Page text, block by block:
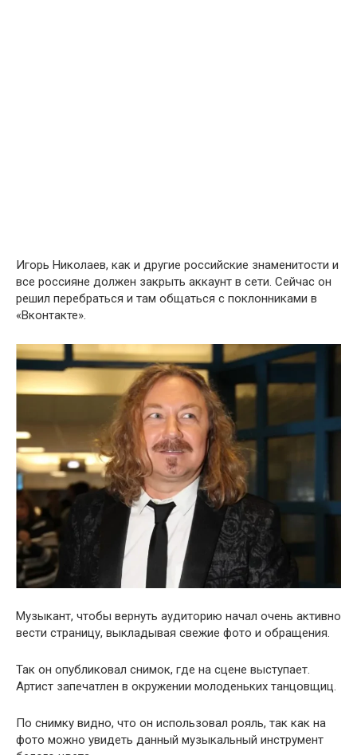
Игорь Николаев, как и другие российские знаменитости и
все россияне должен закрыть аккаунт в сети. Сейчас он
решил перебраться и там общаться с поклонниками в
«Вконтакте».
Музыкант, чтобы вернуть аудиторию начал очень активно
вести страницу, выкладывая свежие фото и обращения.
Так он опубликовал снимок, где на сцене выступает.
Артист запечатлен в окружении молоденьких танцовщиц.
По снимку видно, что он использовал рояль, так как на
фото можно увидеть данный музыкальный инструмент